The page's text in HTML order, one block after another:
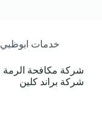
خدمات ابوظبي
شركة براند كلين